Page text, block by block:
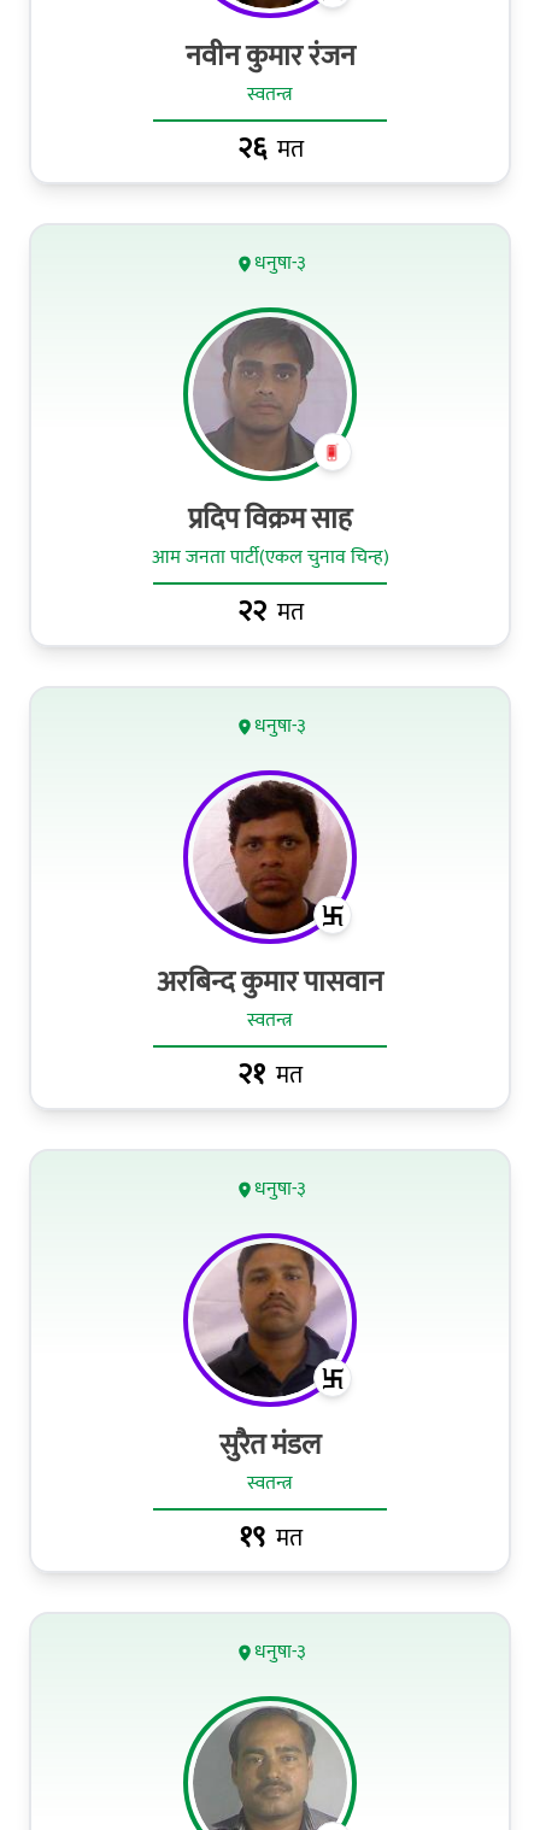
नवीन कुमार रंजन
स्वतन्त्र
२६ मत
धनुषा-३
प्रदिप विक्रम साह
आम जनता पार्टी(एकल चुनाव चिन्ह)
२२ मत
धनुषा-३
अरबिन्द कुमार पासवान
स्वतन्त्र
२१ मत
धनुषा-३
सुरैत मंडल
स्वतन्त्र
१९ मत
धनुषा-३